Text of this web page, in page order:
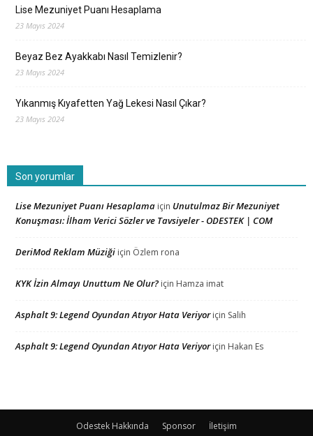
Lise Mezuniyet Puanı Hesaplama
23 Mayıs 2024
Beyaz Bez Ayakkabı Nasıl Temizlenir?
23 Mayıs 2024
Yıkanmış Kıyafetten Yağ Lekesi Nasıl Çıkar?
23 Mayıs 2024
Son yorumlar
Lise Mezuniyet Puanı Hesaplama için Unutulmaz Bir Mezuniyet
Konuşması: İlham Verici Sözler ve Tavsiyeler - ODESTEK | COM
DeriMod Reklam Müziği için Özlem rona
KYK İzin Almayı Unuttum Ne Olur? için Hamza imat
Asphalt 9: Legend Oyundan Atıyor Hata Veriyoriçin Salih
Asphalt 9: Legend Oyundan Atıyor Hata Veriyoriçin Hakan Es
Odestek Hakkında Sponsor İletişim